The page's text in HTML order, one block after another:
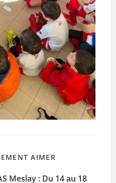
AIMER
Meslay : Du 14 au 18